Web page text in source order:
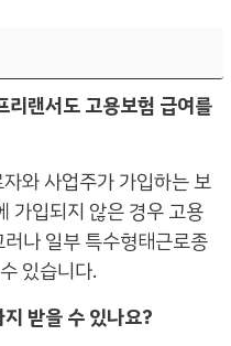
랜서도 고용보험 급여를
와 사업주가 가입하는 보
가입되지 않은 경우 고용
나 일부 특수형태근로종
있습니다.
받을 수 있나요?